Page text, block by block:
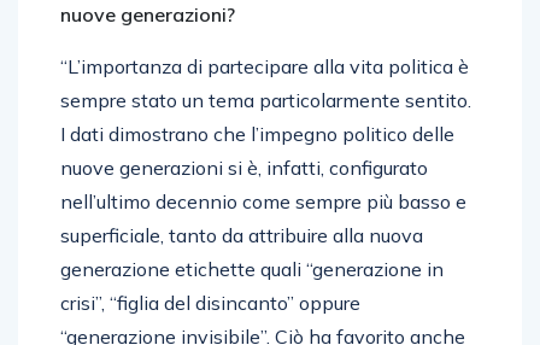
nuove generazioni?
“L’importanza di partecipare alla vita politica è
sempre stato un tema particolarmente sentito.
I dati dimostrano che l’impegno politico delle
nuove generazioni si è, infatti, configurato
nell’ultimo decennio come sempre più basso e
superficiale, tanto da attribuire alla nuova
generazione etichette quali “generazione in
crisi”, “figlia del disincanto” oppure
“generazione invisibile”. Ciò ha favorito anche